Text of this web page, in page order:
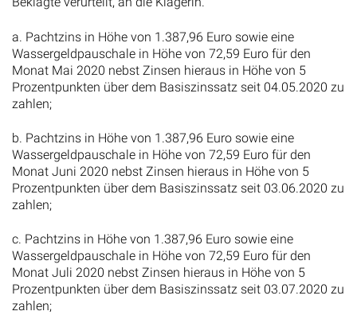
a. Pachtzins in Höhe von 1.387,96 Euro sowie eine
Wassergeldpauschale in Höhe von 72,59 Euro für den
Monat Mai 2020 nebst Zinsen hieraus in Höhe von 5
Prozentpunkten über dem Basiszinssatz seit 04.05.2020 zu
zahlen;
b. Pachtzins in Höhe von 1.387,96 Euro sowie eine
Wassergeldpauschale in Höhe von 72,59 Euro für den
Monat Juni 2020 nebst Zinsen hieraus in Höhe von 5
Prozentpunkten über dem Basiszinssatz seit 03.06.2020 zu
zahlen;
c. Pachtzins in Höhe von 1.387,96 Euro sowie eine
Wassergeldpauschale in Höhe von 72,59 Euro für den
Monat Juli 2020 nebst Zinsen hieraus in Höhe von 5
Prozentpunkten über dem Basiszinssatz seit 03.07.2020 zu
zahlen;